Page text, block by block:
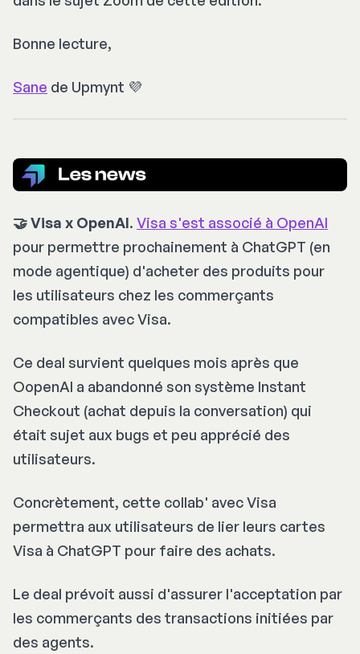
Bonne lecture,
Sane de Upmynt 💜
🤝 Visa x OpenAI. Visa s'est associé à OpenAI
pour permettre prochainement à ChatGPT (en
mode agentique) d'acheter des produits pour
les utilisateurs chez les commerçants
compatibles avec Visa.
Ce deal survient quelques mois après que
OopenAI a abandonné son système Instant
Checkout (achat depuis la conversation) qui
était sujet aux bugs et peu apprécié des
utilisateurs.
Concrètement, cette collab' avec Visa
permettra aux utilisateurs de lier leurs cartes
Visa à ChatGPT pour faire des achats.
Le deal prévoit aussi d'assurer l'acceptation par
les commerçants des transactions initiées par
des agents.